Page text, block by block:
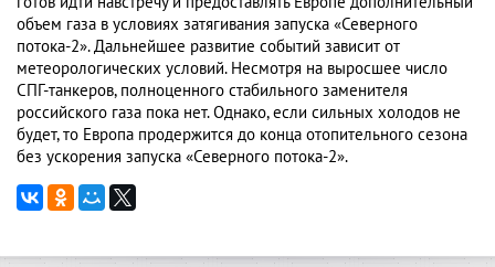
объем газа в условиях затягивания запуска «Северного
потока-2». Дальнейшее развитие событий зависит от
метеорологических условий. Несмотря на выросшее число
СПГ-танкеров, полноценного стабильного заменителя
российского газа пока нет. Однако, если сильных холодов не
будет, то Европа продержится до конца отопительного сезона
без ускорения запуска «Северного потока-2».